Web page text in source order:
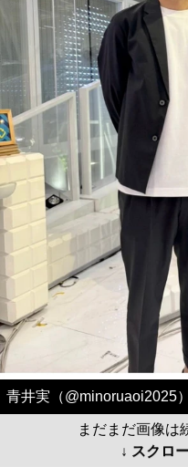
青井実（@minoruaoi2025
まだまだ画像は
↓ スクロ